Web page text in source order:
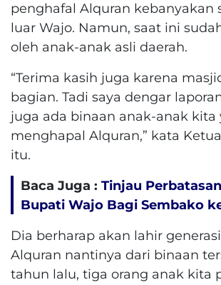
penghafal Alquran kebanyakan
luar Wajo. Namun, saat ini
oleh anak-anak asli daerah.
“Terima kasih juga karena
bagian. Tadi saya dengar
juga ada binaan anak-anak kita
menghapal Alquran,” kata
itu.
Baca Juga : Tinjau
Bupati Wajo Bagi Sembako
Dia berharap akan lahir
Alquran nantinya dari binaan
tahun lalu, tiga orang anak kita